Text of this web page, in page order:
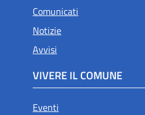
Comunicati
Notizie
Avvisi
VIVERE IL COMUNE
Eventi